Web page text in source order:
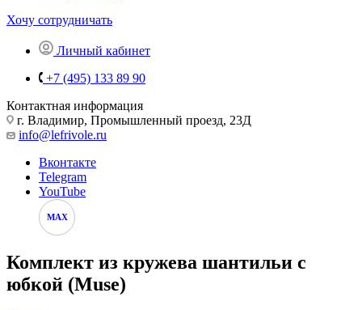
Хочу сотрудничать
Личный кабинет
+7 (495) 133 89 90
Контактная информация
г. Владимир, Промышленный проезд, 23Д
info@lefrivole.ru
Вконтакте
Telegram
YouTube
MAX
Комплект из кружева шантильи с
юбкой (Muse)